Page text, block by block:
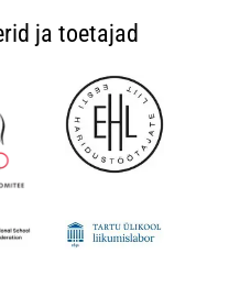
ja toetajad